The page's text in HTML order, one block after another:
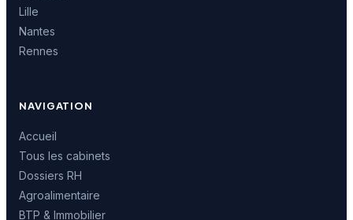
Lille
Nantes
Rennes
NAVIGATION
Accueil
Tous les cabinets
Dossiers RH
Agroalimentaire
BTP & Immobilier